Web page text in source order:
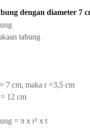
dengan diameter 7
tabung
cm, maka r =3,5 cm
= π x r² x t